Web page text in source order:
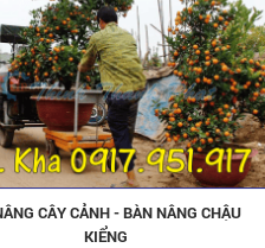
CÂY CẢNH - BÀN NÂNG CHẬU
KIỂNG